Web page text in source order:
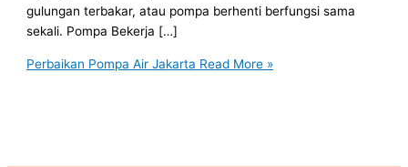
gulungan terbakar, atau pompa berhenti berfungsi sama
sekali. Pompa Bekerja […]
Perbaikan Pompa Air Jakarta Read More »